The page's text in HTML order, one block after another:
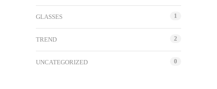
to
go
to
the
selected
search
GLASSES 1
TREND 2
UNCATEGORIZED 0